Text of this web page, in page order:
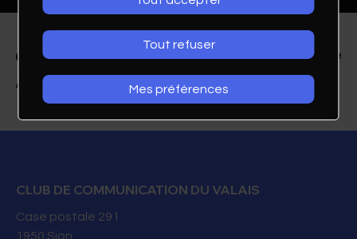
Eddy Pelfini
027 322 28 01
CLUB DE COMMUNICATION DU VALAIS
Case postale 291
1950 Sion
Tout refuser
Mes préférences